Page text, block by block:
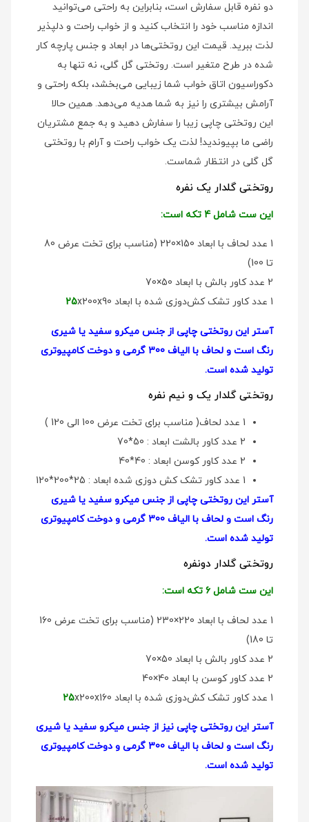
دو نفره قابل سفارش است، بنابراین به راحتی می‌توانید
اندازه مناسب خود را انتخاب کنید و از خواب راحت و دلپذیر
لذت ببرید. قیمت این روتختی‌ها در ابعاد و جنس پارچه کار
شده در طرح متغیر است. روتختی گل گلی، نه تنها به
دکوراسیون اتاق خواب شما زیبایی می‌بخشد، بلکه راحتی و
آرامش بیشتری را نیز به شما هدیه می‌دهد. همین حالا
این روتختی چاپی زیبا را سفارش دهید و به جمع مشتریان
راضی ما بپیوندید! لذت یک خواب راحت و آرام با روتختی
گل گلی در انتظار شماست.
روتختی گلدار یک نفره
این ست شامل 4 تکه است:
1 عدد لحاف با ابعاد 150×220 (مناسب برای تخت عرض 80
تا 100)
2 عدد کاور بالش با ابعاد 50×70
1 عدد کاور تشک کش‌دوزی شده با ابعاد
25x200x90
آستر این روتختی چاپی از جنس میکرو سفید یا شیری
رنگ است و لحاف با الیاف 300 گرمی و دوخت کامپیوتری
تولید شده است.
روتختی گلدار یک و نیم نفره
1 عدد لحاف( مناسب برای تخت عرض 100 الی 120 )
2 عدد کاور بالشت ابعاد : 50*70
2 عدد کاور کوسن ابعاد : 40*40
1 عدد کاور تشک کش دوزی شده ابعاد : 25*200*120
آستر این روتختی چاپی از جنس میکرو سفید یا شیری
رنگ است و لحاف با الیاف 300 گرمی و دوخت کامپیوتری
تولید شده است.
روتختی گلدار دو‌نفره
این ست شامل 6 تکه است:
1 عدد لحاف با ابعاد 220×230 (مناسب برای تخت عرض 160
تا 180)
2 عدد کاور بالش با ابعاد 50×70
2 عدد کاور کوسن با ابعاد 40×40
1 عدد کاور تشک کش‌دوزی شده با ابعاد
25x200x160
آستر این روتختی چاپی نیز از جنس میکرو سفید یا شیری
رنگ است و لحاف با الیاف 300 گرمی و دوخت کامپیوتری
تولید شده است.